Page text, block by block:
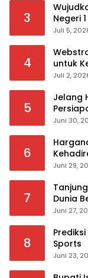
3
Negeri
Juli 5,
4
untuk
Juli 2,
5
Jelang
Juni 30,
6
Juni 29,
7
Dunia
Juni 27,
8
Sports
Juni 23,